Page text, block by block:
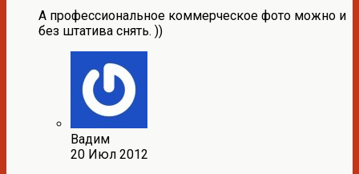
А профессиональное коммерческое фото можно и
без штатива снять. ))
Вадим
20 Июл 2012